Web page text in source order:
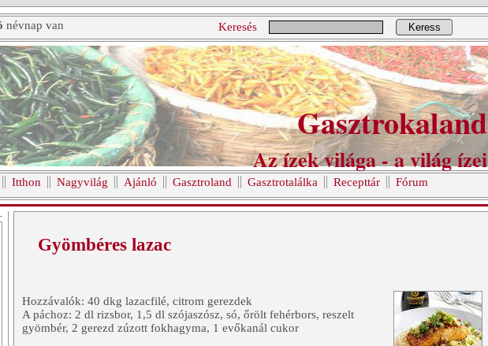
névnap van Keresés Keress
Gasztrokaland
Az ízek világa - a világ ízei
Itthon Nagyvilág Ajánló Gasztroland Gasztrotalálka Recepttár Fórum
Gyömbéres lazac
Hozzávalók: 40 dkg lazacfilé, citrom gerezdek
A páchoz: 2 dl rizsbor, 1,5 dl szójaszósz, só, őrölt fehérbors, reszelt
gyömbér, 2 gerezd zúzott fokhagyma, 1 evőkanál cukor